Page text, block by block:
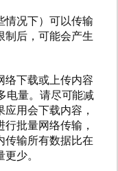
情况下）可以传输
制后，可能会产生
络下载或上传内容
电量。请尽可能减
用会下载内容，
批量网络传输，
传输所有数据比在
少。